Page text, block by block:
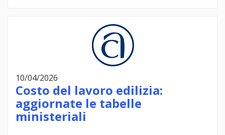
10/04/2026
Costo del lavoro edilizia:
aggiornate le tabelle
ministeriali